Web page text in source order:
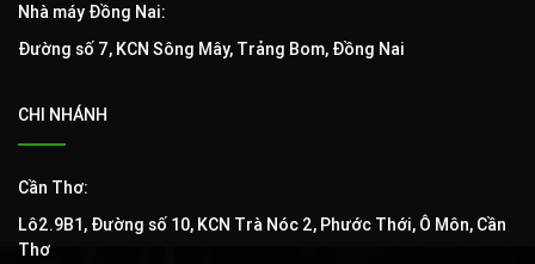
Nhà máy Đồng Nai:
Đường số 7, KCN Sông Mây, Trảng Bom, Đồng Nai
CHI NHÁNH
Cần Thơ:
Lô2.9B1, Đường số 10, KCN Trà Nóc 2, Phước Thới, Ô Môn, Cần
Thơ